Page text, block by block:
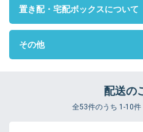
置き配・宅配ボックスについて
その他
配送の
全53件のうち 1-10